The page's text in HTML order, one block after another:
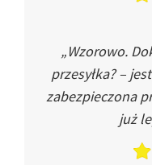
„Wzorowo.
przesyłka? –
zabezpieczona
już